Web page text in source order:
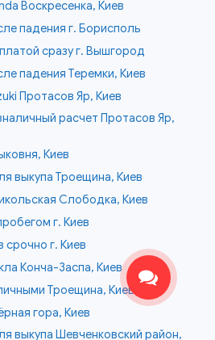
Воскресенка, Киев
падения г. Борисполь
сразу г. Вышгород
падения Теремки, Киев
Протасов Яр, Киев
расчет Протасов Яр,
Киев
выкупа Троещина, Киев
Слободка, Киев
г. Киев
г. Киев
Конча-Заспа, Киев
Троещина, Киев
гора, Киев
выкупа Шевченковский район,